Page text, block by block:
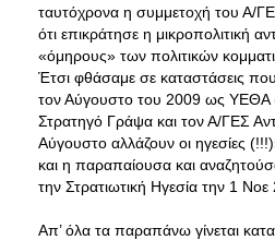
ταυτόχρονα η συμμετοχή του Α/
ότι επικράτησε η μικροπολιτική
«όμηρους» των πολιτικών
Έτσι φθάσαμε σε καταστάσεις
τον Αύγουστο του 2009 ως ΥΕΘΑ
Στρατηγό Γράψα και τον Α/ΓΕΣ
Αύγουστο αλλάζουν οι ηγεσίες
και η παραπαίουσα και
την Στρατιωτική Ηγεσία την 1
Απ’ όλα τα παραπάνω γίνεται